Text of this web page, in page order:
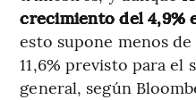
crecimiento del 4,9%
esto supone menos
11,6% previsto para
general, según